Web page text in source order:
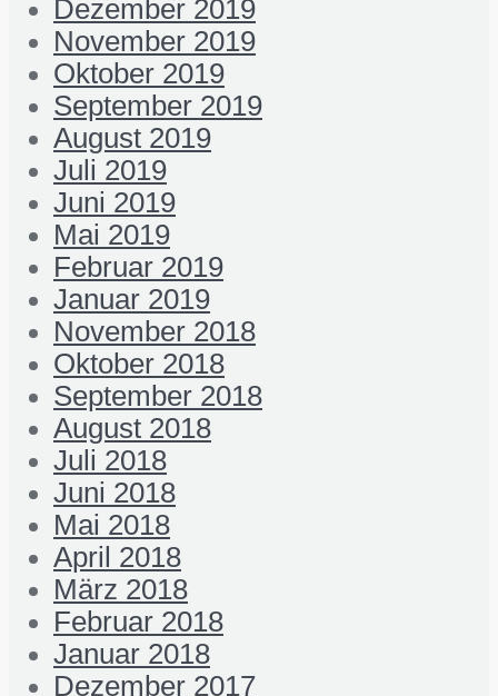
Dezember 2019
November 2019
Oktober 2019
September 2019
August 2019
Juli 2019
Juni 2019
Mai 2019
Februar 2019
Januar 2019
November 2018
Oktober 2018
September 2018
August 2018
Juli 2018
Juni 2018
Mai 2018
April 2018
März 2018
Februar 2018
Januar 2018
Dezember 2017